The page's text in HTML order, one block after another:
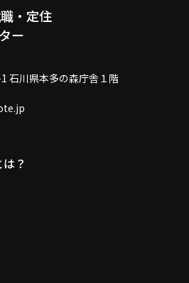
・定住
ー
石川県本多の森庁舎１階
？